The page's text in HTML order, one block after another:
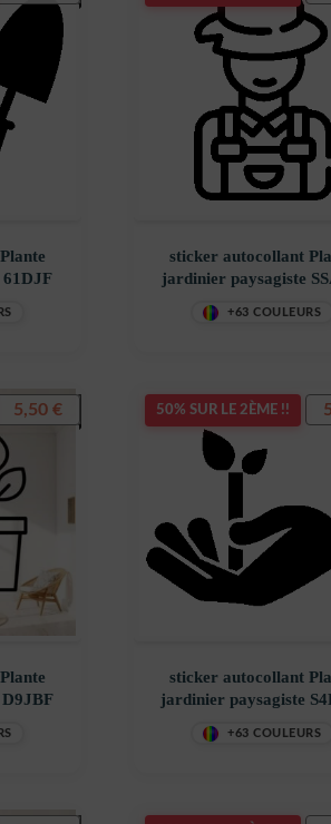
sticker autocollant
jardinier paysagiste
+63 COULEURS
5,50€ 50% SUR LE 2ÈME !!
sticker autocollant
jardinier paysagiste
+63 COULEURS